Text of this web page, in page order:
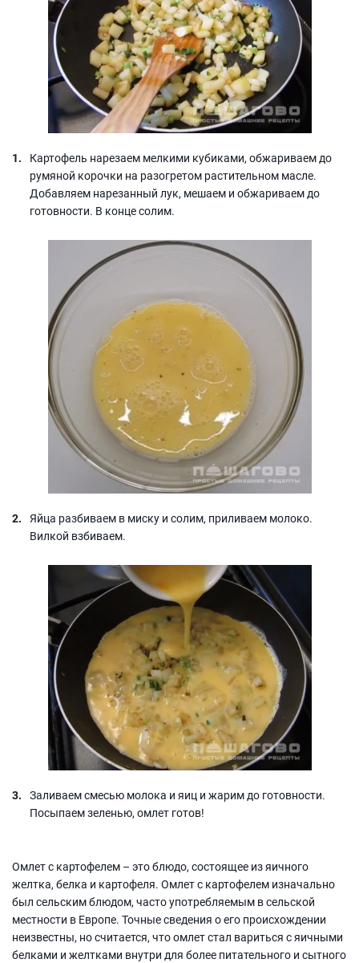
Картофель нарезаем мелкими кубиками, обжариваем до
румяной корочки на разогретом растительном масле.
Добавляем нарезанный лук, мешаем и обжариваем до
готовности. В конце солим.
Яйца разбиваем в миску и солим, приливаем молоко.
Вилкой взбиваем.
Заливаем смесью молока и яиц и жарим до готовности.
Посыпаем зеленью, омлет готов!
Омлет с картофелем – это блюдо, состоящее из яичного
желтка, белка и картофеля. Омлет с картофелем изначально
был сельским блюдом, часто употребляемым в сельской
местности в Европе. Точные сведения о его происхождении
неизвестны, но считается, что омлет стал вариться с яичными
белками и желтками внутри для более питательного и сытного